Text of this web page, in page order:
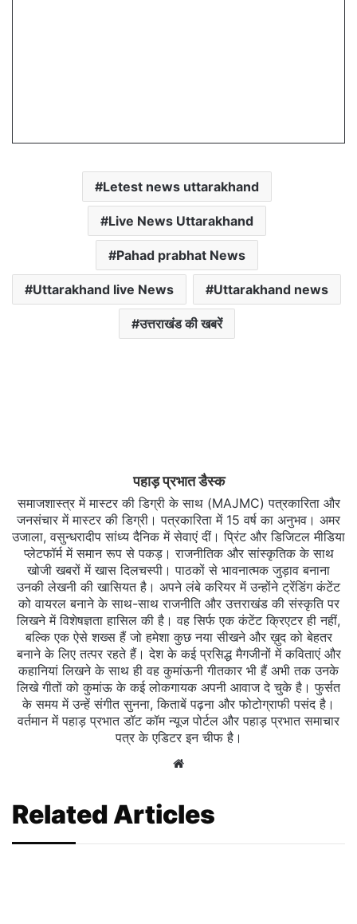
Letest news uttarakhand
Live News Uttarakhand
Pahad prabhat News
Uttarakhand live News Uttarakhand news
उत्तराखंड की खबरें
पहाड़ प्रभात डैस्क
समाजशास्त्र में मास्टर की डिग्री के साथ (MAJMC) पत्रकारिता और
जनसंचार में मास्टर की डिग्री। पत्रकारिता में 15 वर्ष का अनुभव। अमर
उजाला, वसुन्धरादीप सांध्य दैनिक में सेवाएं दीं। प्रिंट और डिजिटल मीडिया
प्लेटफॉर्म में समान रूप से पकड़। राजनीतिक और सांस्कृतिक के साथ
खोजी खबरों में खास दिलचस्‍पी। पाठकों से भावनात्मक जुड़ाव बनाना
उनकी लेखनी की खासियत है। अपने लंबे करियर में उन्होंने ट्रेंडिंग कंटेंट
को वायरल बनाने के साथ-साथ राजनीति और उत्तराखंड की संस्कृति पर
लिखने में विशेषज्ञता हासिल की है। वह सिर्फ एक कंटेंट क्रिएटर ही नहीं,
बल्कि एक ऐसे शख्स हैं जो हमेशा कुछ नया सीखने और ख़ुद को बेहतर
बनाने के लिए तत्पर रहते हैं। देश के कई प्रसिद्ध मैगजीनों में कविताएं और
कहानियां लिखने के साथ ही वह कुमांऊनी गीतकार भी हैं अभी तक उनके
लिखे गीतों को कुमांऊ के कई लोकगायक अपनी आवाज दे चुके है। फुर्सत
के समय में उन्हें संगीत सुनना, किताबें पढ़ना और फोटोग्राफी पसंद है।
वर्तमान में पहाड़ प्रभात डॉट कॉम न्यूज पोर्टल और पहाड़ प्रभात समाचार
पत्र के एडिटर इन चीफ है।
Website
Related Articles